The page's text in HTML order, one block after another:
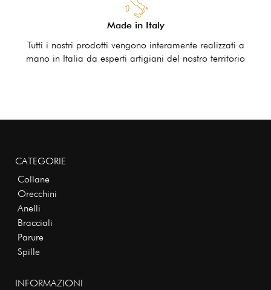
Made in Italy
Tutti i nostri prodotti vengono interamente realizzati a
mano in Italia da esperti artigiani del nostro territorio
CATEGORIE
Collane
Orecchini
Anelli
Bracciali
Parure
Spille
INFORMAZIONI